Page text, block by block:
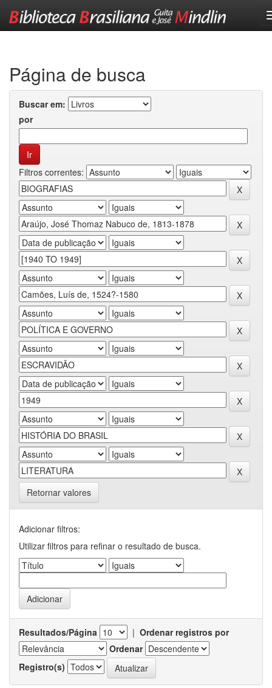
Página de busca
Buscar em:
por
Filtros correntes:
Retornar valores
Adicionar filtros:
Utilizar filtros para refinar o resultado de busca.
Resultados/Página | Ordenar registros por
Ordenar
Registro(s)